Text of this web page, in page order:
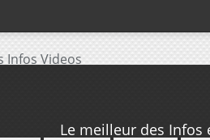
Le meilleur des Infos